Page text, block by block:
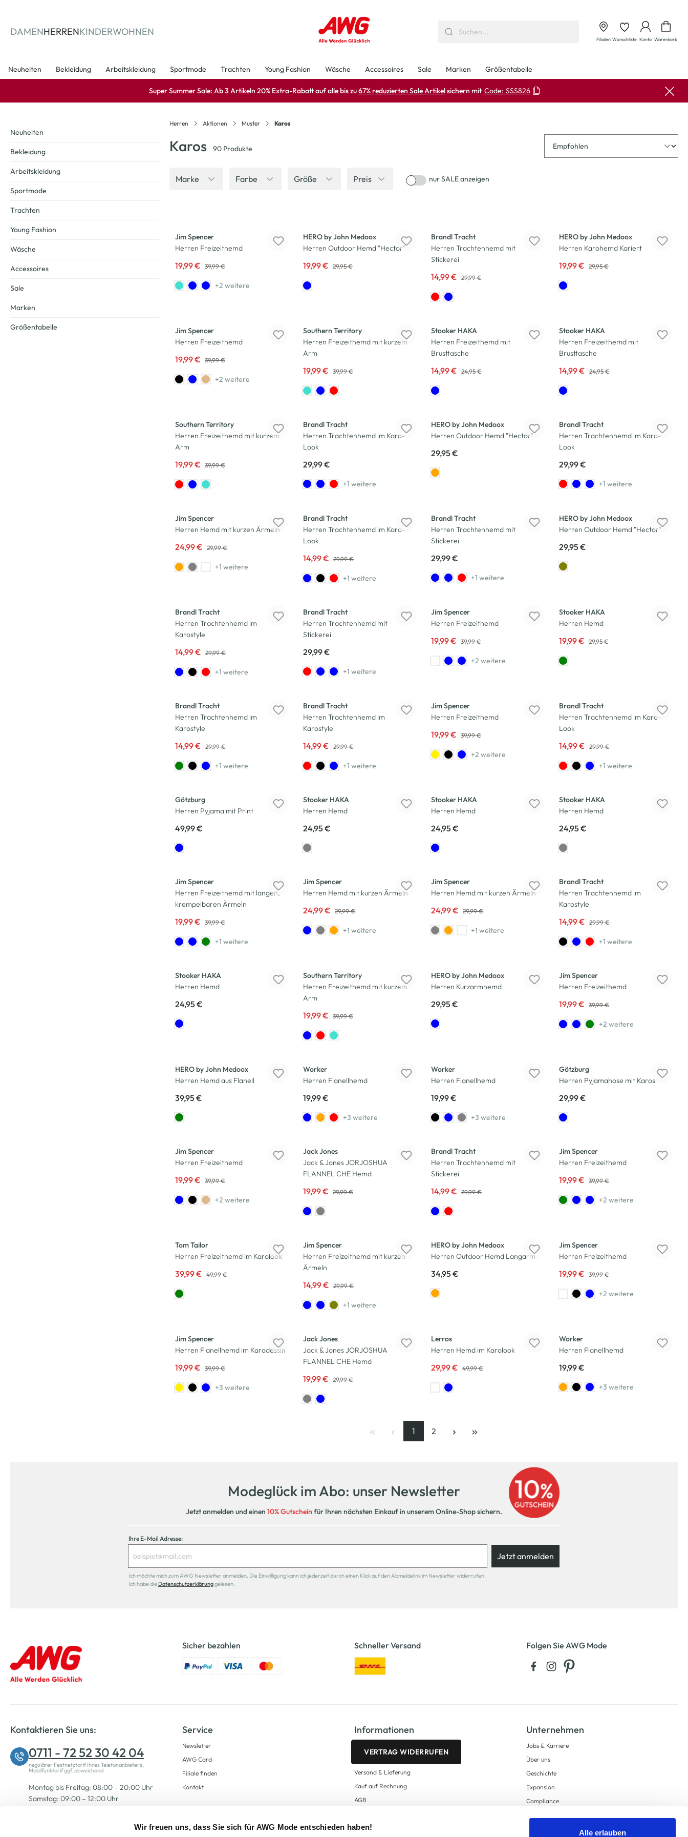
Wir freuen uns, dass Sie sich für AWG Mode entschieden haben!
Alle erlauben
DAMENHERRENKINDERWOHNEN
Filialen Wunschliste Konto Warenkorb
Neuheiten Bekleidung Arbeitskleidung Sportmode Trachten Young Fashion Wäsche Accessoires Sale Marken Größentabelle
Super Summer Sale: Ab 3 Artikeln 20% Extra-Rabatt auf alle bis zu67% reduzierten Sale Artikelsichern mit Code: SSS826
Herren Aktionen Muster Karos
Karos 90 Produkte
Marke Farbe Größe Preis nur SALE anzeigen
Jim Spencer
Herren Freizeithemd
19,99 € 39,99 €
+2 weitere
HERO by John Medoox
Herren Outdoor Hemd "Hector"
19,99 € 29,95 €
Brandl Tracht
Herren Trachtenhemd mit
Stickerei
14,99 € 29,99 €
HERO by John Medoox
Herren Karohemd Kariert
19,99 € 29,95 €
Jim Spencer
Herren Freizeithemd
19,99 € 39,99 €
+2 weitere
Southern Territory
Herren Freizeithemd mit kurzem
Arm
19,99 € 39,99 €
Stooker HAKA
Herren Freizeithemd mit
Brusttasche
14,99 € 24,95 €
Stooker HAKA
Herren Freizeithemd mit
Brusttasche
14,99 € 24,95 €
Southern Territory
Herren Freizeithemd mit kurzem
Arm
19,99 € 39,99 €
Brandl Tracht
Herren Trachtenhemd im Karo-
Look
29,99 €
+1 weitere
HERO by John Medoox
Herren Outdoor Hemd "Hector"
29,95 €
Brandl Tracht
Herren Trachtenhemd im Karo-
Look
29,99 €
+1 weitere
Jim Spencer
Herren Hemd mit kurzen Ärmeln
24,99 € 29,99 €
+1 weitere
Brandl Tracht
Herren Trachtenhemd im Karo-
Look
14,99 € 29,99 €
+1 weitere
Brandl Tracht
Herren Trachtenhemd mit
Stickerei
29,99 €
+1 weitere
HERO by John Medoox
Herren Outdoor Hemd "Hector"
29,95 €
Brandl Tracht
Herren Trachtenhemd im
Karostyle
14,99 € 29,99 €
+1 weitere
Brandl Tracht
Herren Trachtenhemd mit
Stickerei
29,99 €
+1 weitere
Jim Spencer
Herren Freizeithemd
19,99 € 39,99 €
+2 weitere
Stooker HAKA
Herren Hemd
19,99 € 29,95 €
Brandl Tracht
Herren Trachtenhemd im
Karostyle
14,99 € 29,99 €
+1 weitere
Brandl Tracht
Herren Trachtenhemd im
Karostyle
14,99 € 29,99 €
+1 weitere
Jim Spencer
Herren Freizeithemd
19,99 € 39,99 €
+2 weitere
Brandl Tracht
Herren Trachtenhemd im Karo-
Look
14,99 € 29,99 €
+1 weitere
Götzburg
Herren Pyjama mit Print
49,99 €
Stooker HAKA
Herren Hemd
24,95 €
Stooker HAKA
Herren Hemd
24,95 €
Stooker HAKA
Herren Hemd
24,95 €
Jim Spencer
Herren Freizeithemd mit langen,
krempelbaren Ärmeln
19,99 € 39,99 €
+1 weitere
Jim Spencer
Herren Hemd mit kurzen Ärmeln
24,99 € 29,99 €
+1 weitere
Jim Spencer
Herren Hemd mit kurzen Ärmeln
24,99 € 29,99 €
+1 weitere
Brandl Tracht
Herren Trachtenhemd im
Karostyle
14,99 € 29,99 €
+1 weitere
Stooker HAKA
Herren Hemd
24,95 €
Southern Territory
Herren Freizeithemd mit kurzem
Arm
19,99 € 39,99 €
HERO by John Medoox
Herren Kurzarmhemd
29,95 €
Jim Spencer
Herren Freizeithemd
19,99 € 39,99 €
+2 weitere
HERO by John Medoox
Herren Hemd aus Flanell
39,95 €
Worker
Herren Flanellhemd
19,99 €
+3 weitere
Worker
Herren Flanellhemd
19,99 €
+3 weitere
Götzburg
Herren Pyjamahose mit Karos
29,99 €
Jim Spencer
Herren Freizeithemd
19,99 € 39,99 €
+2 weitere
Jack Jones
Jack & Jones JORJOSHUA
FLANNEL CHE Hemd
19,99 € 29,99 €
Brandl Tracht
Herren Trachtenhemd mit
Stickerei
14,99 € 29,99 €
Jim Spencer
Herren Freizeithemd
19,99 € 39,99 €
+2 weitere
Tom Tailor
Herren Freizeithemd im Karolook
39,99 € 49,99 €
Jim Spencer
Herren Freizeithemd mit kurzen
Ärmeln
14,99 € 29,99 €
+1 weitere
HERO by John Medoox
Herren Outdoor Hemd Langarm
34,95 €
Jim Spencer
Herren Freizeithemd
19,99 € 39,99 €
+2 weitere
Jim Spencer
Herren Flanellhemd im Karodessin
19,99 € 39,99 €
+3 weitere
Jack Jones
Jack & Jones JORJOSHUA
FLANNEL CHE Hemd
19,99 € 29,99 €
Lerros
Herren Hemd im Karolook
29,99 € 49,99 €
Worker
Herren Flanellhemd
19,99 €
+3 weitere
Seite
1
, aktuelle Seite
Seite
2
Neuheiten
Bekleidung
Arbeitskleidung
Sportmode
Trachten
Young Fashion
Wäsche
Accessoires
Sale
Marken
Größentabelle
Modeglück im Abo: unser Newsletter
Jetzt anmelden und einen 10% Gutschein für Ihren nächsten Einkauf in unserem Online-Shop sichern.
Ihre E-Mail Adresse:
Jetzt anmelden
Ich möchte mich zum AWG Newsletter anmelden. Die Einwilligung kann ich jederzeit durch einen Klick auf den Abmeldelink im Newsletter widerrufen.
Ich habe die Datenschutzerklärunggelesen.
Sicher bezahlen Schneller Versand Folgen Sie AWG Mode
Kontaktieren Sie uns:
0711 - 72 52 30 42 04
regulärer Festnetztarif Ihres Telefonanbieters,
Mobilfunktarif ggf. abweichend.
Montag bis Freitag: 08:00 – 20:00 Uhr
Samstag: 09:00 – 12:00 Uhr
Service
Newsletter
AWG Card
Filiale finden
Kontakt
Informationen
VERTRAG WIDERRUFEN
Versand & Lieferung
Kauf auf Rechnung
AGB
Zahlungsarten
Unternehmen
Jobs & Karriere
Über uns
Geschichte
Expansion
Compliance
Supply Chain Due Diligence